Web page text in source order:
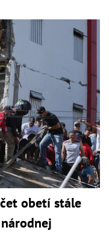
obetí stále